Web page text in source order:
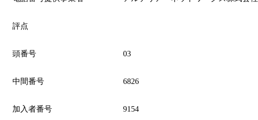
評点
頭番号 03
中間番号 6826
加入者番号 9154